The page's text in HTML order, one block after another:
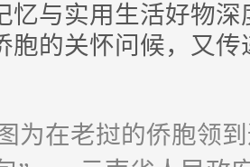
忆与实用生活好物
胞的关怀问候，又
为在老挝的侨胞领